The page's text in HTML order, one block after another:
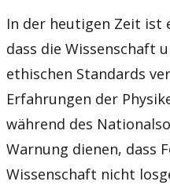
In der heutigen Zeit ist
dass die Wissenschaft
ethischen Standards
Erfahrungen der
während des
Warnung dienen, dass
Wissenschaft nicht